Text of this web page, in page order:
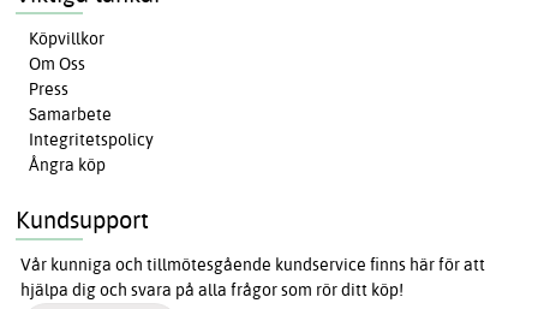
Köpvillkor
Om Oss
Press
Samarbete
Integritetspolicy
Ångra köp
Kundsupport
Vår kunniga och tillmötesgående kundservice finns här för att
hjälpa dig och svara på alla frågor som rör ditt köp!